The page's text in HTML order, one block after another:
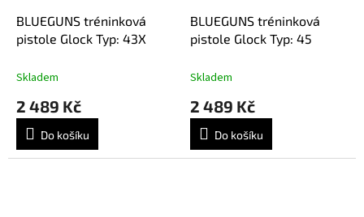
BLUEGUNS tréninková
pistole Glock Typ: 43X
Skladem
2 489 Kč
Do košíku
BLUEGUNS tréninková
pistole Glock Typ: 45
Skladem
2 489 Kč
Do košíku